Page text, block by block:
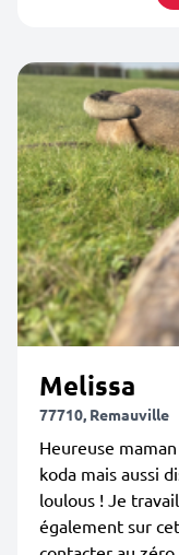
Melissa
77710, Remauville
Heureuse
koda mais aussi
loulous ! Je
également sur